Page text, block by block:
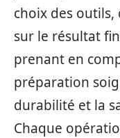
choix des
sur le résultat
prenant en
préparation
durabilité et la
Chaque